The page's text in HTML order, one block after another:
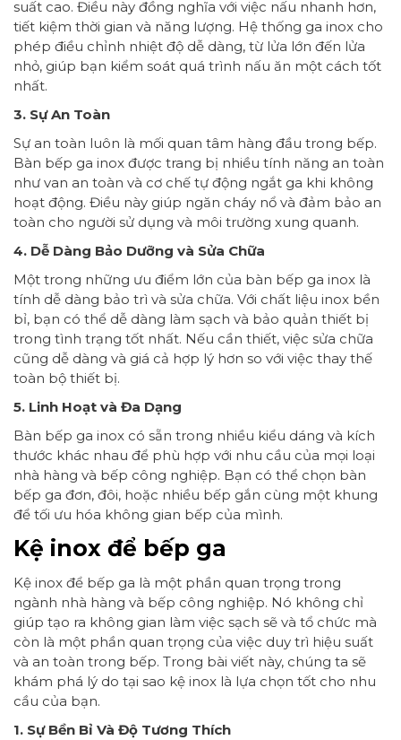
suất cao. Điều này đồng nghĩa với việc nấu nhanh hơn,
tiết kiệm thời gian và năng lượng. Hệ thống ga inox cho
phép điều chỉnh nhiệt độ dễ dàng, từ lửa lớn đến lửa
nhỏ, giúp bạn kiểm soát quá trình nấu ăn một cách tốt
nhất.
3. Sự An Toàn
Sự an toàn luôn là mối quan tâm hàng đầu trong bếp.
Bàn bếp ga inox được trang bị nhiều tính năng an toàn
như van an toàn và cơ chế tự động ngắt ga khi không
hoạt động. Điều này giúp ngăn cháy nổ và đảm bảo an
toàn cho người sử dụng và môi trường xung quanh.
4. Dễ Dàng Bảo Dưỡng và Sửa Chữa
Một trong những ưu điểm lớn của bàn bếp ga inox là
tính dễ dàng bảo trì và sửa chữa. Với chất liệu inox bền
bỉ, bạn có thể dễ dàng làm sạch và bảo quản thiết bị
trong tình trạng tốt nhất. Nếu cần thiết, việc sửa chữa
cũng dễ dàng và giá cả hợp lý hơn so với việc thay thế
toàn bộ thiết bị.
5. Linh Hoạt và Đa Dạng
Bàn bếp ga inox có sẵn trong nhiều kiểu dáng và kích
thước khác nhau để phù hợp với nhu cầu của mọi loại
nhà hàng và bếp công nghiệp. Bạn có thể chọn bàn
bếp ga đơn, đôi, hoặc nhiều bếp gắn cùng một khung
để tối ưu hóa không gian bếp của mình.
Kệ inox để bếp ga
Kệ inox để bếp ga là một phần quan trọng trong
ngành nhà hàng và bếp công nghiệp. Nó không chỉ
giúp tạo ra không gian làm việc sạch sẽ và tổ chức mà
còn là một phần quan trọng của việc duy trì hiệu suất
và an toàn trong bếp. Trong bài viết này, chúng ta sẽ
khám phá lý do tại sao kệ inox là lựa chọn tốt cho nhu
cầu của bạn.
1. Sự Bền Bỉ Và Độ Tương Thích